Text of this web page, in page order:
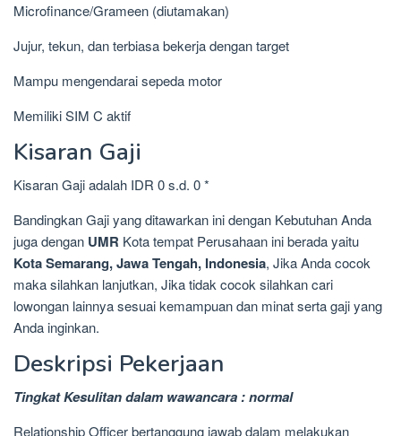
Microfinance/Grameen (diutamakan)
Jujur, tekun, dan terbiasa bekerja dengan target
Mampu mengendarai sepeda motor
Memiliki SIM C aktif
Kisaran Gaji
Kisaran Gaji adalah IDR 0 s.d. 0 *
Bandingkan Gaji yang ditawarkan ini dengan Kebutuhan Anda
juga dengan UMR Kota tempat Perusahaan ini berada yaitu
Kota Semarang, Jawa Tengah, Indonesia, Jika Anda cocok
maka silahkan lanjutkan, Jika tidak cocok silahkan cari
lowongan lainnya sesuai kemampuan dan minat serta gaji yang
Anda inginkan.
Deskripsi Pekerjaan
Tingkat Kesulitan dalam wawancara : normal
Relationship Officer bertanggung jawab dalam melakukan